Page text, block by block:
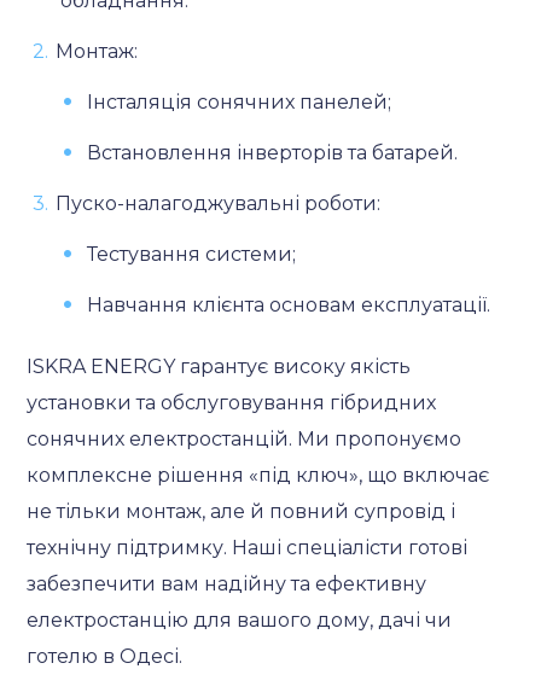
Монтаж:
Інсталяція сонячних панелей;
Встановлення інверторів та батарей.
Пуско-налагоджувальні роботи:
Тестування системи;
Навчання клієнта основам експлуатації.
ISKRA ENERGY гарантує високу якість
установки та обслуговування гібридних
сонячних електростанцій. Ми пропонуємо
комплексне рішення «під ключ», що включає
не тільки монтаж, але й повний супровід і
технічну підтримку. Наші спеціалісти готові
забезпечити вам надійну та ефективну
електростанцію для вашого дому, дачі чи
готелю в Одесі.